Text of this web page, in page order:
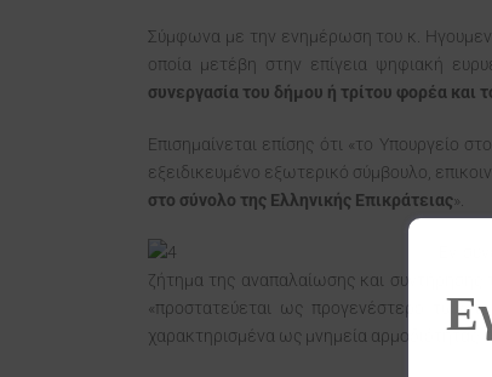
Σύμφωνα με την ενημέρωση του κ.
οποία μετέβη στην επίγεια ψηφιακή
συνεργασία του δήμου ή τρίτου φορέα και
Επισημαίνεται επίσης ότι «το Υπουργείο
εξειδικευμένο εξωτερικό σύμβουλο,
στο σύνολο της Ελληνικής Επικράτειας».
Εν
ζήτημα της αναπαλαίωσης και
«προστατεύεται ως προγενέστερο των
χαρακτηρισμένα ως μνημεία αρμοδιότητας